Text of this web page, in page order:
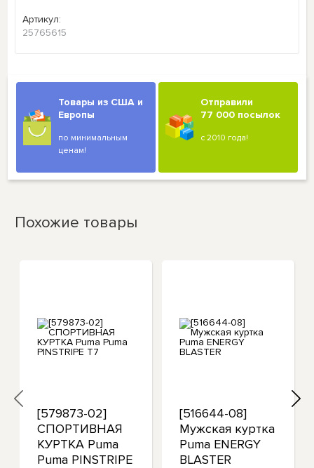
Артикул:
25765615
Товары из США и
Европы
по минимальным
ценам!
Отправили
77 000 посылок
с 2010 года!
Похожие товары
[579873-02]
СПОРТИВНАЯ
КУРТКА Puma
Puma PINSTRIPE
[516644-08]
Мужская куртка
Puma ENERGY
BLASTER